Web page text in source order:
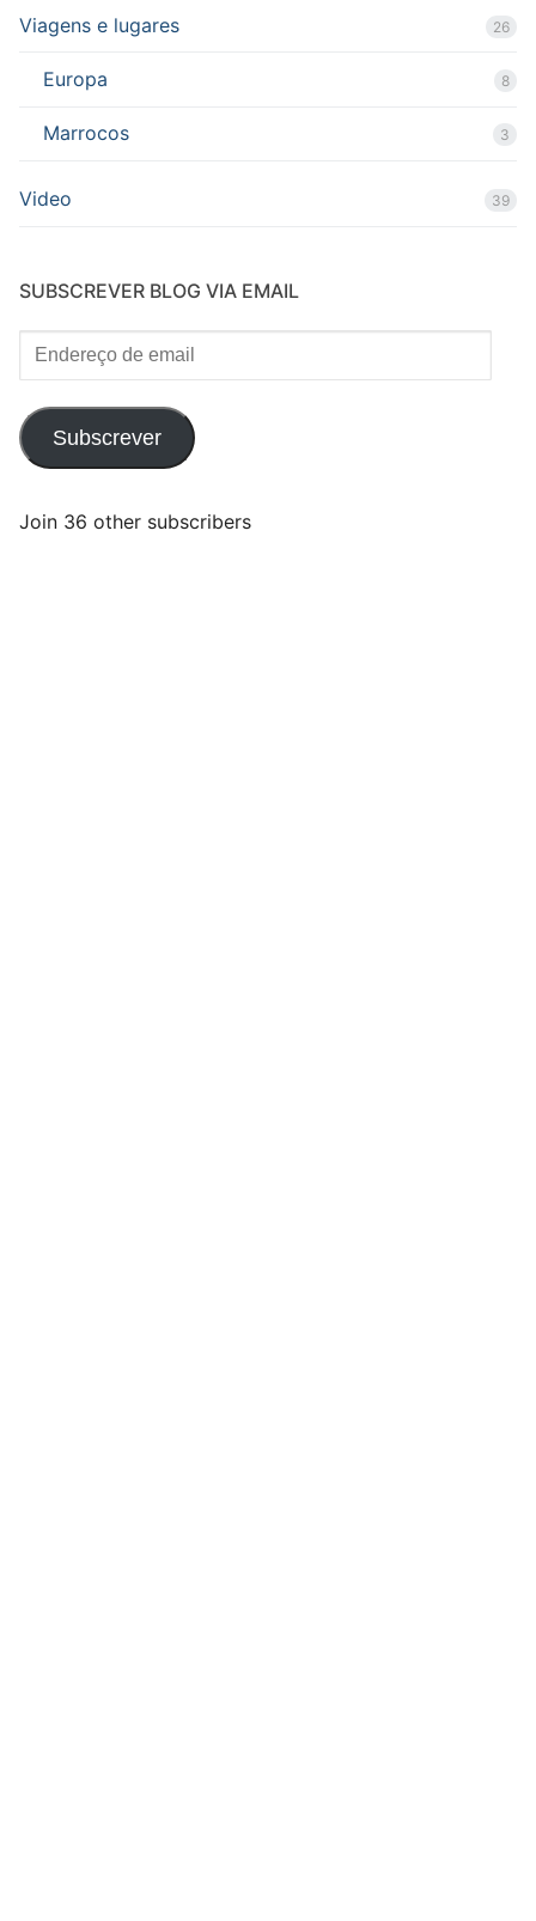
Viagens e lugares 26
Europa 8
Marrocos 3
Video 39
SUBSCREVER BLOG VIA EMAIL
Endereço
de
email
Subscrever
Join 36 other subscribers